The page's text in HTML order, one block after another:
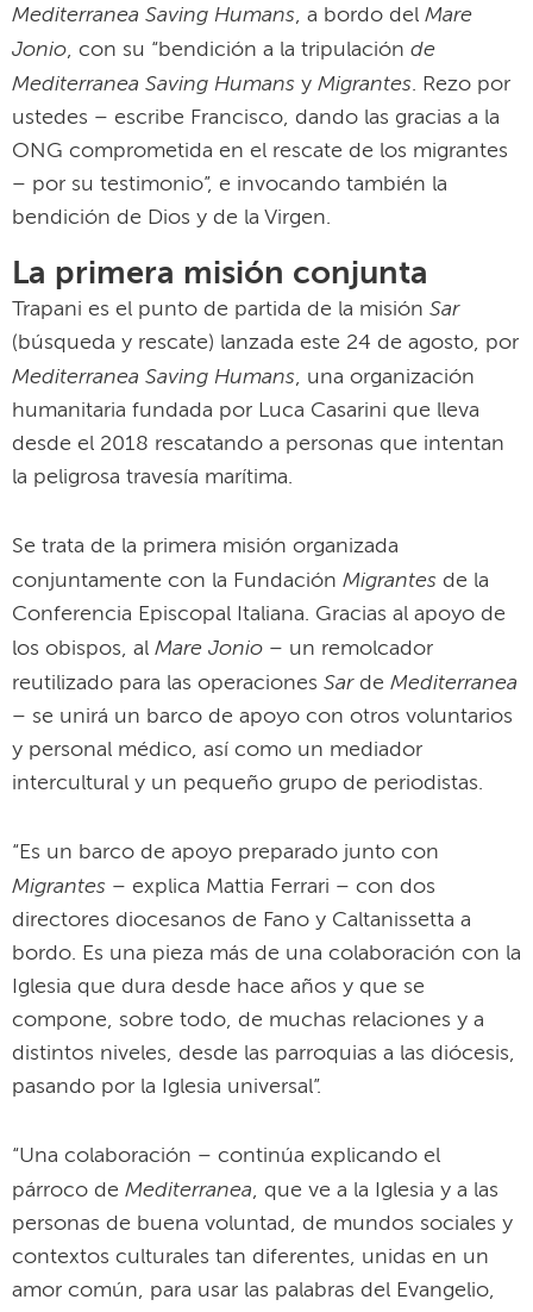
Mediterranea Saving Humans, a bordo del Mare
Jonio, con su “bendición a la tripulación de
Mediterranea Saving Humans y Migrantes. Rezo por
ustedes – escribe Francisco, dando las gracias a la
ONG comprometida en el rescate de los migrantes
– por su testimonio”, e invocando también la
bendición de Dios y de la Virgen.
La primera misión conjunta
Trapani es el punto de partida de la misión Sar
(búsqueda y rescate) lanzada este 24 de agosto, por
Mediterranea Saving Humans, una organización
humanitaria fundada por Luca Casarini que lleva
desde el 2018 rescatando a personas que intentan
la peligrosa travesía marítima.
Se trata de la primera misión organizada
conjuntamente con la Fundación Migrantes de la
Conferencia Episcopal Italiana. Gracias al apoyo de
los obispos, al Mare Jonio – un remolcador
reutilizado para las operaciones Sarde Mediterranea
– se unirá un barco de apoyo con otros voluntarios
y personal médico, así como un mediador
intercultural y un pequeño grupo de periodistas.
“Es un barco de apoyo preparado junto con
Migrantes – explica Mattia Ferrari – con dos
directores diocesanos de Fano y Caltanissetta a
bordo. Es una pieza más de una colaboración con la
Iglesia que dura desde hace años y que se
compone, sobre todo, de muchas relaciones y a
distintos niveles, desde las parroquias a las diócesis,
pasando por la Iglesia universal”.
“Una colaboración – continúa explicando el
párroco de Mediterranea, que ve a la Iglesia y a las
personas de buena voluntad, de mundos sociales y
contextos culturales tan diferentes, unidas en un
amor común, para usar las palabras del Evangelio,